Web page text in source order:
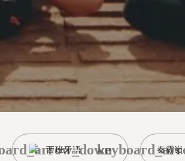
西班牙語 秦霸嶺